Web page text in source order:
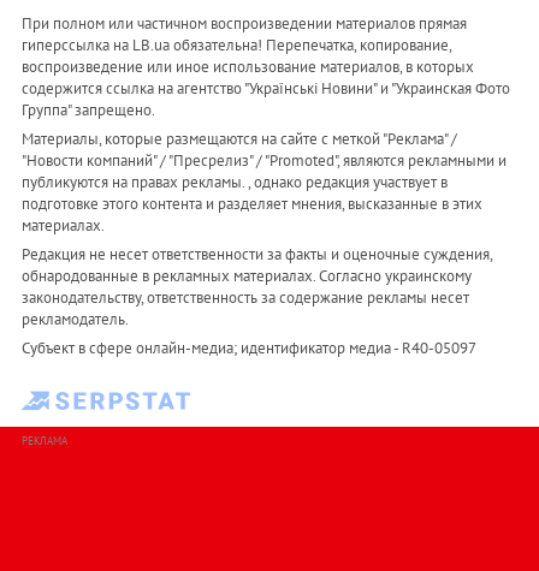
При полном или частичном воспроизведении материалов прямая
гиперссылка на LB.ua обязательна! Перепечатка, копирование,
воспроизведение или иное использование материалов, в которых
содержится ссылка на агентство "Українськi Новини" и "Украинская Фото
Группа" запрещено.
Материалы, которые размещаются на сайте с меткой "Реклама" /
"Новости компаний" / "Пресрелиз" / "Promoted", являются рекламными и
публикуются на правах рекламы. , однако редакция участвует в
подготовке этого контента и разделяет мнения, высказанные в этих
материалах.
Редакция не несет ответственности за факты и оценочные суждения,
обнародованные в рекламных материалах. Согласно украинскому
законодательству, ответственность за содержание рекламы несет
рекламодатель.
Субъект в сфере онлайн-медиа; идентификатор медиа - R40-05097
РЕКЛАМА